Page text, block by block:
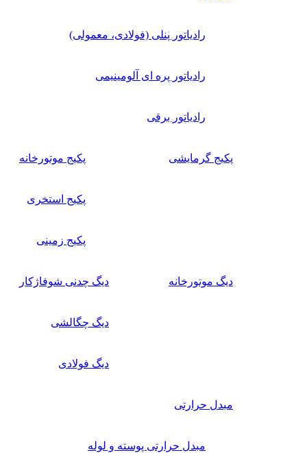
رادیاتور پنلی (فولادی، معمولی)
رادیاتور پره ای آلومینیمی
رادیاتور برقی
پکیج گرمایشی پکیج موتورخانه
پکیج استخری
پکیج زمینی
دیگ موتورخانه دیگ چدنی شوفاژکار
دیگ چگالشی
دیگ فولادی
مبدل حرارتی
مبدل حرارتی پوسته و لوله